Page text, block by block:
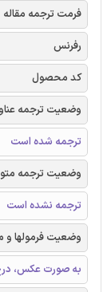
فرمت ترجمه مقاله
رفرنس
کد محصول
وضعیت ترجمه
ترجمه شده است
وضعیت ترجمه
ترجمه نشده است
وضعیت فرمولها و
به صورت عکس،